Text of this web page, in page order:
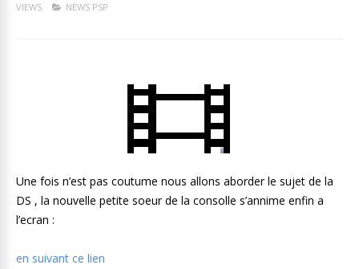
VIEWS
NEWS PSP
Une fois n’est pas coutume nous allons aborder le sujet de la
DS , la nouvelle petite soeur de la consolle s’annime enfin a
l’ecran :
en suivant ce lien